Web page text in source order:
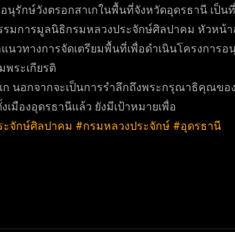
นุรักษ์วังตรอกสาเกในพื้นที่จังหวัดอุดรธานี เป็น
มการมูลนิธิกรมหลวงประจักษ์ศิลปาคม หัวหน้า
นวทางการจัดเตรียมพื้นที่เพื่อดำเนินโครงการ
พระเกียรติ
ก นอกจากจะเป็นการรำลึกถึงพระกรุณาธิคุณขอ
มืองอุดรธานีแล้ว ยังมีเป้าหมายเพื่อ
จักษ์ศิลปาคม #กรมหลวงประจักษ์ #อุดรธานี